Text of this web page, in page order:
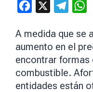
Facebook
A medida que se
aumento en el
encontrar formas
combustible.
entidades están